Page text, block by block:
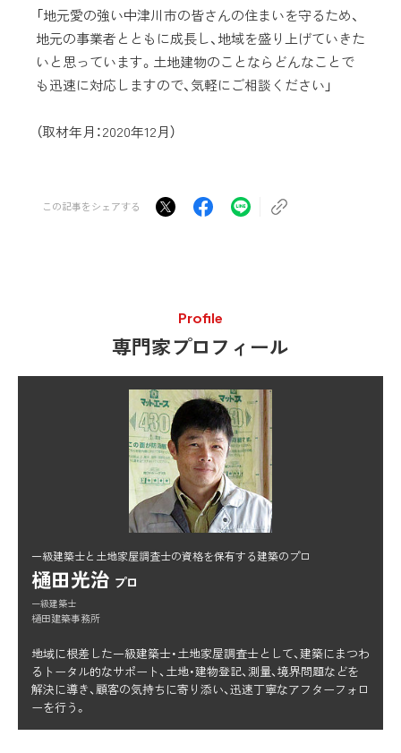
「地元愛の強い中津川市の皆さんの住まいを守るため、
地元の事業者とともに成長し、地域を盛り上げていきた
いと思っています。土地建物のことならどんなことで
も迅速に対応しますので、気軽にご相談ください」
（取材年月：2020年12月）
この記事をシェアする
Profile
専門家プロフィール
一級建築士と土地家屋調査士の資格を保有する建築のプロ
樋田光治 プロ
一級建築士
樋田建築事務所
地域に根差した一級建築士・土地家屋調査士として、建築にまつわ
るトータル的なサポート、土地・建物登記、測量、境界問題などを
解決に導き、顧客の気持ちに寄り添い、迅速丁寧なアフターフォロ
ーを行う。